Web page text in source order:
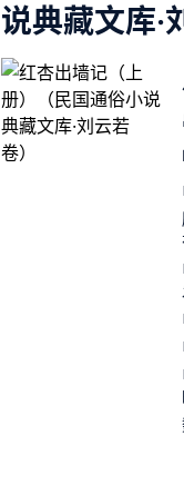
说典藏文库·